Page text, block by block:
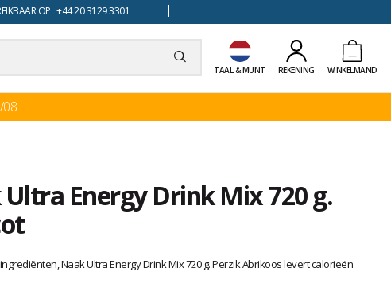
OP +44 20 3129 3301
TAAL & MUNT REKENING WINKELMAND
08
Energy Drink Mix 720 g.
Naak Ultra Energy Drink Mix 720 g. Perzik Abrikoos levert calorieën